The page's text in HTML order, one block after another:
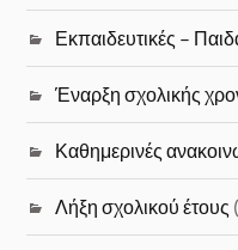
Εκπαιδευτικές –
Έναρξη σχολικής
Καθημερινές
Λήξη σχολικού έτους